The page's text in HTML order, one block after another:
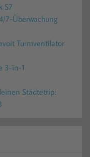
S7
7-Überwachung
Turmventilator
3-in-1
Städtetrip: